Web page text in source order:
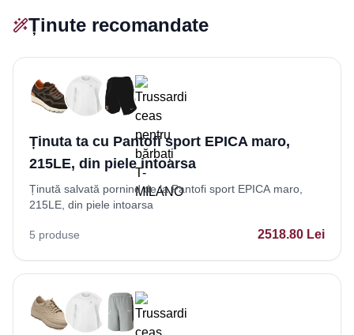
Ținute recomandate
Ținuta ta cu Pantofi sport EPICA maro,
215LE, din piele intoarsa
Ținută salvată pornind de la Pantofi sport EPICA maro,
215LE, din piele intoarsa
5 produse 2518.80 Lei